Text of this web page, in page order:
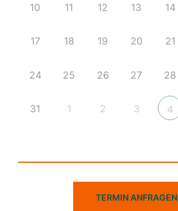
10 11 12 13 14
17 18 19 20 21
24 25 26 27 28
31 1 2 3 4
TERMIN ANFRAGEN